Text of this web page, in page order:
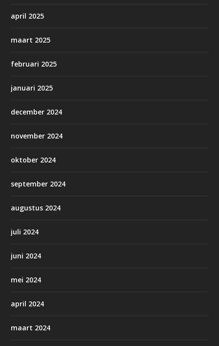
april 2025
maart 2025
februari 2025
januari 2025
december 2024
november 2024
oktober 2024
september 2024
augustus 2024
juli 2024
juni 2024
mei 2024
april 2024
maart 2024